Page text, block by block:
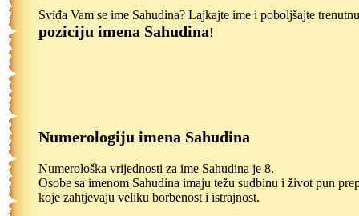
Sviđa Vam se ime Sahudina? Lajkajte ime i poboljšajte trenutnu
poziciju imena Sahudina!
Numerologiju imena Sahudina
Numerološka vrijednosti za ime Sahudina je 8.
Osobe sa imenom Sahudina imaju težu sudbinu i život pun
koje zahtjevaju veliku borbenost i istrajnost.